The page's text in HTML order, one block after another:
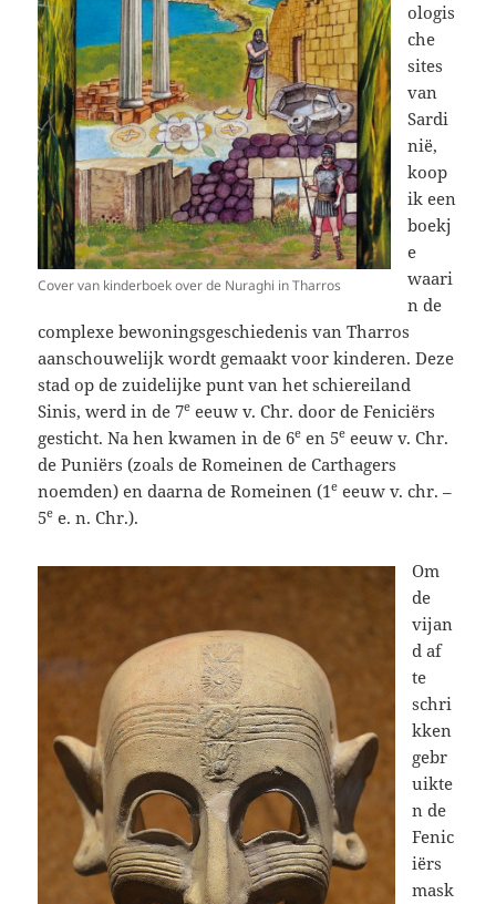
Cover van kinderboek over de Nuraghi in Tharros
ologis
che
sites
van
Sardi
nië,
koop
ik een
boekj
e
waari
n de
complexe bewoningsgeschiedenis van Tharros
aanschouwelijk wordt gemaakt voor kinderen. Deze
stad op de zuidelijke punt van het schiereiland
Sinis, werd in de 7e eeuw v. Chr. door de Feniciërs
gesticht. Na hen kwamen in de 6e en 5e eeuw v. Chr.
de Puniërs (zoals de Romeinen de Carthagers
noemden) en daarna de Romeinen (1e eeuw v. chr. –
5e e. n. Chr.).
Om
de
vijan
d af
te
schri
kken
gebr
uikte
n de
Fenic
iërs
mask